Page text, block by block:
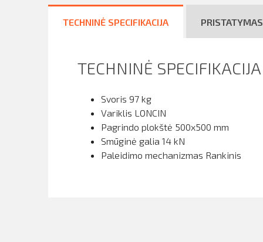
TECHNINĖ SPECIFIKACIJA PRISTATYMAS
TECHNINĖ SPECIFIKACIJA
Svoris 97 kg
Variklis LONCIN
Pagrindo plokštė 500x500 mm
Smūginė galia 14 kN
Paleidimo mechanizmas Rankinis